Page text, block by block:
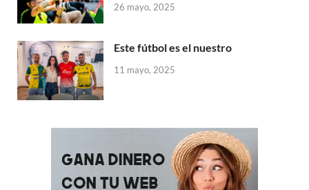
26 mayo, 2025
Este fútbol es el nuestro
11 mayo, 2025